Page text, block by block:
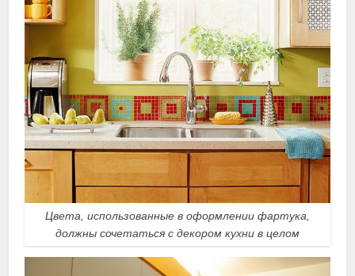
Цвета, использованные в оформлении фартука,
должны сочетаться с декором кухни в целом